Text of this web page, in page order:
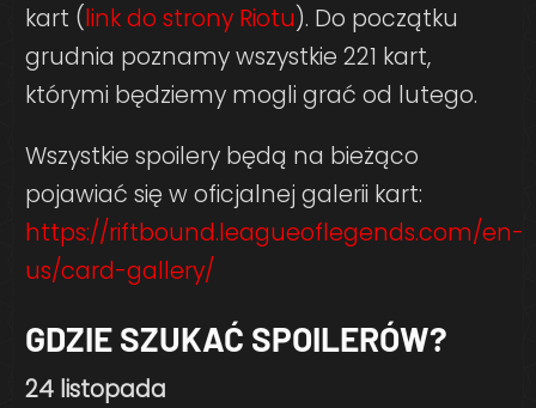
kart (link do strony Riotu). Do początku
grudnia poznamy wszystkie 221 kart,
którymi będziemy mogli grać od lutego.
Wszystkie spoilery będą na bieżąco
pojawiać się w oficjalnej galerii kart:
https://riftbound.leagueoflegends.com/en-
us/card-gallery/
GDZIE SZUKAĆ SPOILERÓW?
24 listopada